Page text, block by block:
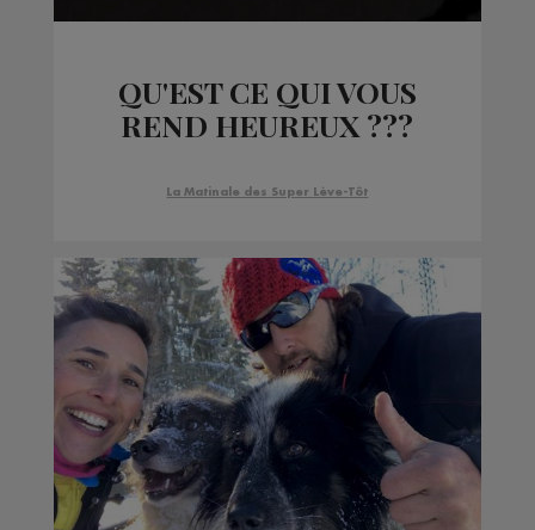
QU'EST CE QUI VOUS
REND HEUREUX ???
La Matinale des Super Lève-Tôt